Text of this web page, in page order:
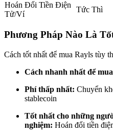
Trở thành Nhà giao dịch
Hoán Đổi Tiền Điện
Tử/Ví
Tức Thì
Phương Pháp Nào Là
Cách tốt nhất để mua Rayls tùy
Cách nhanh nhất để
Phí thấp nhất: Chuyển
stablecoin
Tốt nhất cho những
nghiệm: Hoán đổi tiền